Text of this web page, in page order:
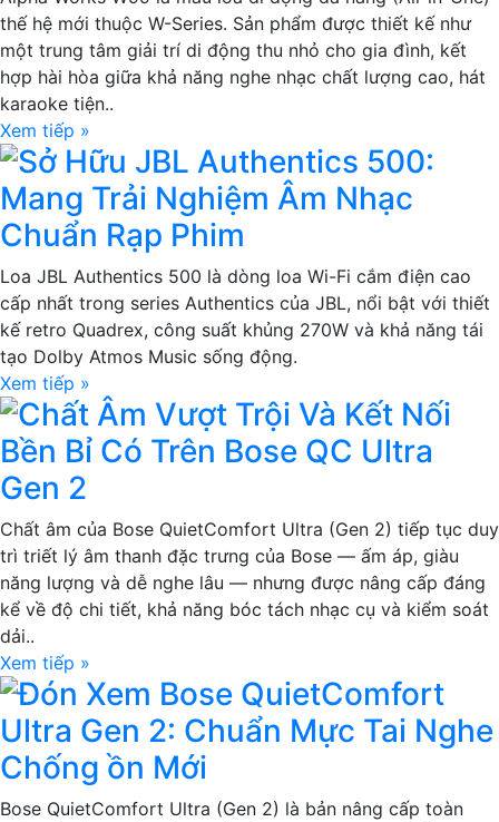
thế hệ mới thuộc W-Series. Sản phẩm được thiết kế như
một trung tâm giải trí di động thu nhỏ cho gia đình, kết
hợp hài hòa giữa khả năng nghe nhạc chất lượng cao, hát
karaoke tiện..
Xem tiếp »
Sở Hữu JBL Authentics 500:
Mang Trải Nghiệm Âm Nhạc
Chuẩn Rạp Phim
Loa JBL Authentics 500 là dòng loa Wi-Fi cắm điện cao
cấp nhất trong series Authentics của JBL, nổi bật với thiết
kế retro Quadrex, công suất khủng 270W và khả năng tái
tạo Dolby Atmos Music sống động.
Xem tiếp »
Chất Âm Vượt Trội Và Kết Nối
Bền Bỉ Có Trên Bose QC Ultra
Gen 2
Chất âm của Bose QuietComfort Ultra (Gen 2) tiếp tục duy
trì triết lý âm thanh đặc trưng của Bose — ấm áp, giàu
năng lượng và dễ nghe lâu — nhưng được nâng cấp đáng
kể về độ chi tiết, khả năng bóc tách nhạc cụ và kiểm soát
dải..
Xem tiếp »
Đón Xem Bose QuietComfort
Ultra Gen 2: Chuẩn Mực Tai Nghe
Chống ồn Mới
Bose QuietComfort Ultra (Gen 2) là bản nâng cấp toàn